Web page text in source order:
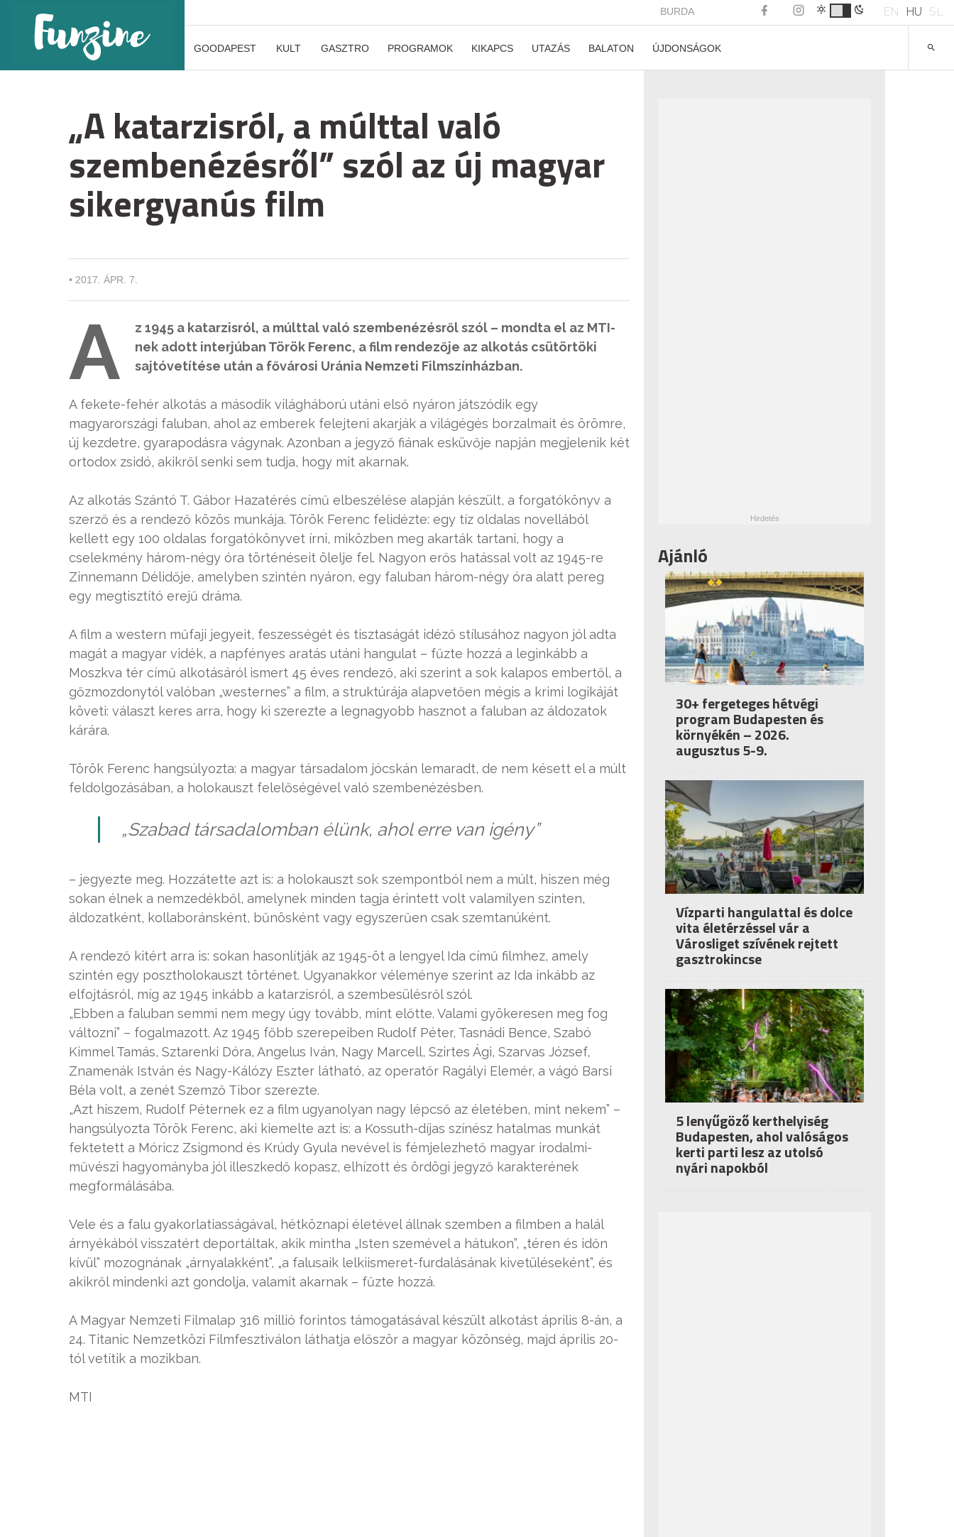
BURDA EN HU SL
GOODAPEST KULT GASZTRO PROGRAMOK KIKAPCS UTAZÁS BALATON ÚJDONSÁGOK
„A katarzisról, a múlttal való
szembenézésről” szól az új magyar
sikergyanús film
• 2017. ÁPR. 7.
A
z 1945 a katarzisról, a múlttal való szembenézésről szól – mondta el az MTI-
nek adott interjúban Török Ferenc, a film rendezője az alkotás csütörtöki
sajtóvetítése után a fővárosi Uránia Nemzeti Filmszínházban.
A fekete-fehér alkotás a második világháború utáni első nyáron játszódik egy
magyarországi faluban, ahol az emberek felejteni akarják a világégés borzalmait és örömre,
új kezdetre, gyarapodásra vágynak. Azonban a jegyző fiának esküvője napján megjelenik két
ortodox zsidó, akikről senki sem tudja, hogy mit akarnak.
Az alkotás Szántó T. Gábor Hazatérés című elbeszélése alapján készült, a forgatókönyv a
szerző és a rendező közös munkája. Török Ferenc felidézte: egy tíz oldalas novellából
kellett egy 100 oldalas forgatókönyvet írni, miközben meg akarták tartani, hogy a
cselekmény három-négy óra történéseit ölelje fel. Nagyon erős hatással volt az 1945-re
Zinnemann Délidője, amelyben szintén nyáron, egy faluban három-négy óra alatt pereg
egy megtisztító erejű dráma.
A film a western műfaji jegyeit, feszességét és tisztaságát idéző stílusához nagyon jól adta
magát a magyar vidék, a napfényes aratás utáni hangulat – fűzte hozzá a leginkább a
Moszkva tér című alkotásáról ismert 45 éves rendező, aki szerint a sok kalapos embertől, a
gőzmozdonytól valóban „westernes” a film, a struktúrája alapvetően mégis a krimi logikáját
követi: választ keres arra, hogy ki szerezte a legnagyobb hasznot a faluban az áldozatok
kárára.
Török Ferenc hangsúlyozta: a magyar társadalom jócskán lemaradt, de nem késett el a múlt
feldolgozásában, a holokauszt felelőségével való szembenézésben.
„Szabad társadalomban élünk, ahol erre van igény”
– jegyezte meg. Hozzátette azt is: a holokauszt sok szempontból nem a múlt, hiszen még
sokan élnek a nemzedékből, amelynek minden tagja érintett volt valamilyen szinten,
áldozatként, kollaboránsként, bűnösként vagy egyszerűen csak szemtanúként.
A rendező kitért arra is: sokan hasonlítják az 1945-öt a lengyel Ida című filmhez, amely
szintén egy posztholokauszt történet. Ugyanakkor véleménye szerint az Ida inkább az
elfojtásról, míg az 1945 inkább a katarzisról, a szembesülésről szól.
„Ebben a faluban semmi nem megy úgy tovább, mint előtte. Valami gyökeresen meg fog
változni” – fogalmazott. Az 1945 főbb szerepeiben Rudolf Péter, Tasnádi Bence, Szabó
Kimmel Tamás, Sztarenki Dóra, Angelus Iván, Nagy Marcell, Szirtes Ági, Szarvas József,
Znamenák István és Nagy-Kálózy Eszter látható, az operatőr Ragályi Elemér, a vágó Barsi
Béla volt, a zenét Szemző Tibor szerezte.
„Azt hiszem, Rudolf Péternek ez a film ugyanolyan nagy lépcső az életében, mint nekem” –
hangsúlyozta Török Ferenc, aki kiemelte azt is: a Kossuth-díjas színész hatalmas munkát
fektetett a Móricz Zsigmond és Krúdy Gyula nevével is fémjelezhető magyar irodalmi-
művészi hagyományba jól illeszkedő kopasz, elhízott és ördögi jegyző karakterének
megformálásába.
Vele és a falu gyakorlatiasságával, hétköznapi életével állnak szemben a filmben a halál
árnyékából visszatért deportáltak, akik mintha „Isten szemével a hátukon”, „téren és időn
kívül” mozognának „árnyalakként”, „a falusaik lelkiismeret-furdalásának kivetüléseként”, és
akikről mindenki azt gondolja, valamit akarnak – fűzte hozzá.
A Magyar Nemzeti Filmalap 316 millió forintos támogatásával készült alkotást április 8-án, a
24. Titanic Nemzetközi Filmfesztiválon láthatja először a magyar közönség, majd április 20-
tól vetítik a mozikban.
MTI
Ajánló
30+ fergeteges hétvégi
program Budapesten és
környékén – 2026.
augusztus 5-9.
Vízparti hangulattal és dolce
vita életérzéssel vár a
Városliget szívének rejtett
gasztrokincse
5 lenyűgöző kerthelyiség
Budapesten, ahol valóságos
kerti parti lesz az utolsó
nyári napokból